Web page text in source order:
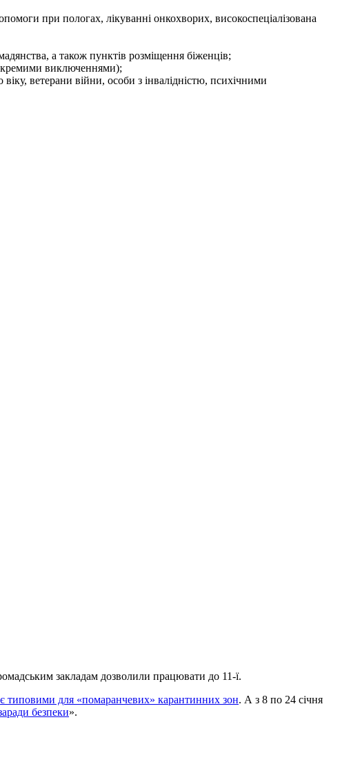
при пологах, лікуванні онкохворих, високоспеціалізована
а також пунктів розміщення біженців;
виключеннями);
ветерани війни, особи з інвалідністю, психічними
закладам дозволили працювати до 11-ї.
є типовими для «помаранчевих» карантинних зон. А з 8 по 24 січня
безпеки».